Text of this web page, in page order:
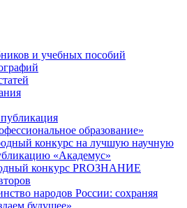
и учебных пособий
образование»
конкурс на лучшую научную
«Академус»
конкурс PROЗНАНИЕ
народов России: сохраняя
будущее»